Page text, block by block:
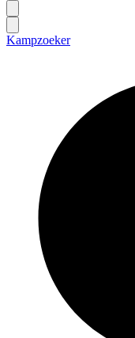
Kampzoeker